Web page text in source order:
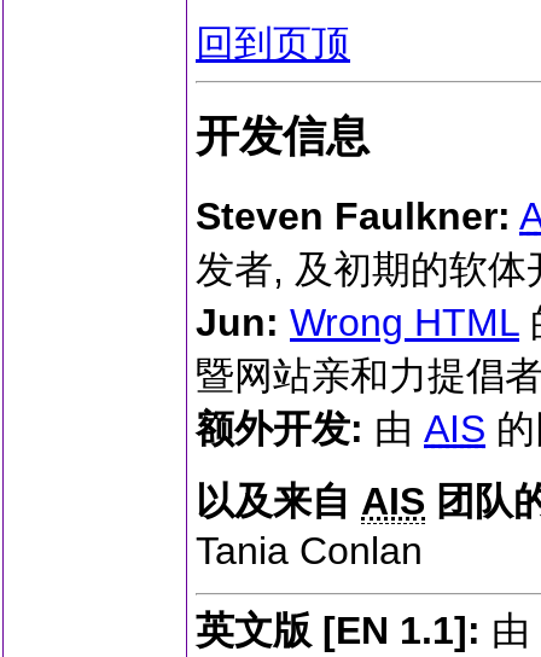
回到页顶
开发信息
Steven Faulkner:
发者, 及初期的软体
Jun: Wrong HTML
暨网站亲和力提倡
额外开发: 由 AIS
以及来自 AIS 团队
Tania Conlan
英文版 [EN 1.1]: